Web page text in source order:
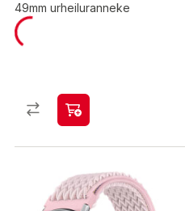
49mm urheiluranneke